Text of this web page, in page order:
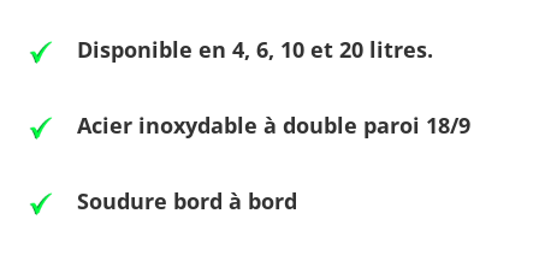
Disponible en 4, 6, 10 et 20 litres.
Acier inoxydable à double paroi 18/9
Soudure bord à bord